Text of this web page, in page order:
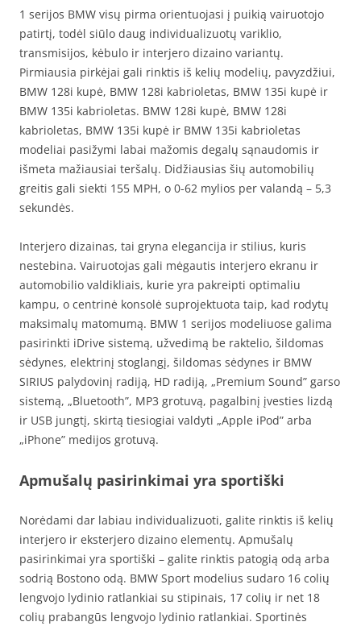
1 serijos BMW visų pirma orientuojasi į puikią vairuotojo
patirtį, todėl siūlo daug individualizuotų variklio,
transmisijos, kėbulo ir interjero dizaino variantų.
Pirmiausia pirkėjai gali rinktis iš kelių modelių, pavyzdžiui,
BMW 128i kupė, BMW 128i kabrioletas, BMW 135i kupė ir
BMW 135i kabrioletas. BMW 128i kupė, BMW 128i
kabrioletas, BMW 135i kupė ir BMW 135i kabrioletas
modeliai pasižymi labai mažomis degalų sąnaudomis ir
išmeta mažiausiai teršalų. Didžiausias šių automobilių
greitis gali siekti 155 MPH, o 0-62 mylios per valandą – 5,3
sekundės.
Interjero dizainas, tai gryna elegancija ir stilius, kuris
nestebina. Vairuotojas gali mėgautis interjero ekranu ir
automobilio valdikliais, kurie yra pakreipti optimaliu
kampu, o centrinė konsolė suprojektuota taip, kad rodytų
maksimalų matomumą. BMW 1 serijos modeliuose galima
pasirinkti iDrive sistemą, užvedimą be raktelio, šildomas
sėdynes, elektrinį stoglangį, šildomas sėdynes ir BMW
SIRIUS palydovinį radiją, HD radiją, „Premium Sound” garso
sistemą, „Bluetooth”, MP3 grotuvą, pagalbinį įvesties lizdą
ir USB jungtį, skirtą tiesiogiai valdyti „Apple iPod” arba
„iPhone” medijos grotuvą.
Apmušalų pasirinkimai yra sportiški
Norėdami dar labiau individualizuoti, galite rinktis iš kelių
interjero ir eksterjero dizaino elementų. Apmušalų
pasirinkimai yra sportiški – galite rinktis patogią odą arba
sodrią Bostono odą. BMW Sport modelius sudaro 16 colių
lengvojo lydinio ratlankiai su stipinais, 17 colių ir net 18
colių prabangūs lengvojo lydinio ratlankiai. Sportinės